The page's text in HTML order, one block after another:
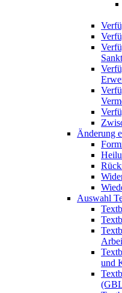
Änderung
Auswahl
und